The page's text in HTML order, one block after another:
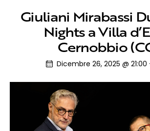
Giuliani Mirabassi
Nights a Villa
Cernobbio
Dicembre 26, 2025 @ 21:00